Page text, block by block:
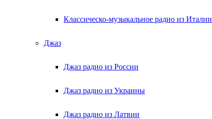
Классическо-музыкальное радио из Италии
Джаз
Джаз радио из России
Джаз радио из Украины
Джаз радио из Латвии